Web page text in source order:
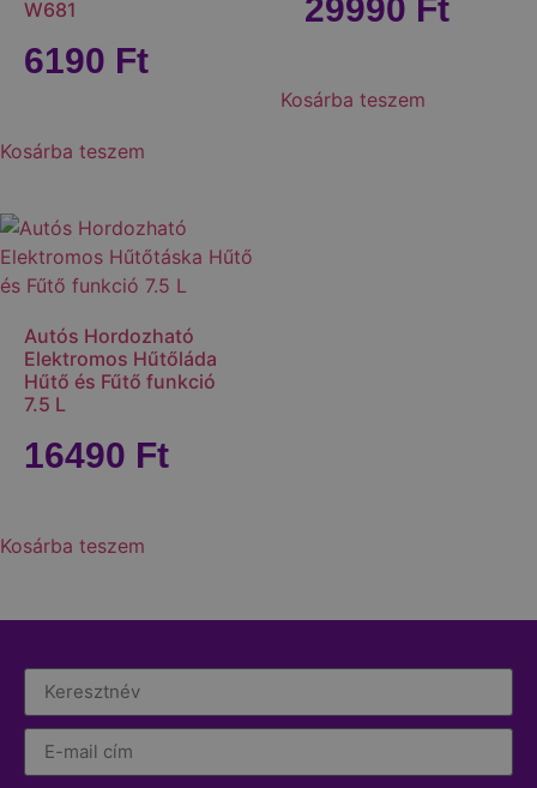
W681
6190 Ft
Kosárba teszem
29990 Ft
Kosárba teszem
Autós Hordozható
Elektromos Hűtőláda
Hűtő és Fűtő funkció
7.5 L
16490 Ft
Kosárba teszem